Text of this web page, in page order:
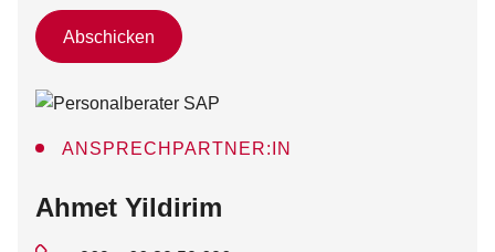
Abschicken
ANSPRECHPARTNER:IN
:
Ahmet Yildirim